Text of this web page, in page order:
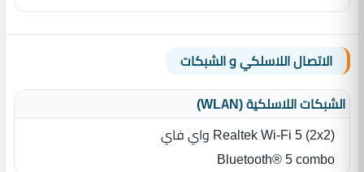
الاتصال اللاسلكي و الشبكات
الشبكات اللاسلكية (WLAN)
Realtek Wi-Fi 5 (2x2) واي فاي
Bluetooth® 5 combo